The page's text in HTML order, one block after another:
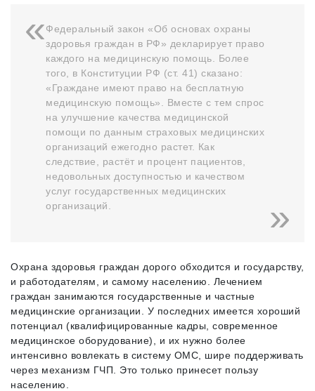
Федеральный закон «Об основах охраны
здоровья граждан в РФ» декларирует право
каждого на медицинскую помощь. Более
того, в Конституции РФ (ст. 41) сказано:
«Граждане имеют право на бесплатную
медицинскую помощь». Вместе с тем спрос
на улучшение качества медицинской
помощи по данным страховых медицинских
организаций ежегодно растет. Как
следствие, растёт и процент пациентов,
недовольных доступностью и качеством
услуг государственных медицинских
организаций.
Охрана здоровья граждан дорого обходится и государству,
и работодателям, и самому населению. Лечением
граждан занимаются государственные и частные
медицинские организации. У последних имеется хороший
потенциал (квалифицированные кадры, современное
медицинское оборудование), и их нужно более
интенсивно вовлекать в систему ОМС, шире поддерживать
через механизм ГЧП. Это только принесет пользу
населению.